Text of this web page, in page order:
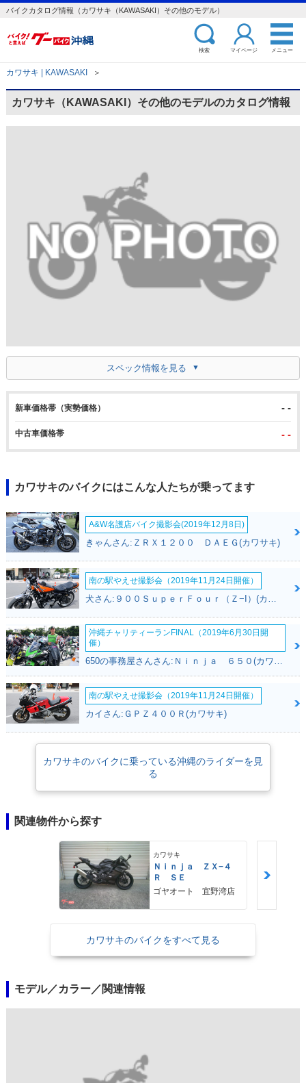
バイクカタログ情報（カワサキ（KAWASAKI）その他のモデル）
検索 マイページ メニュー
カワサキ | KAWASAKI ＞
カワサキ（KAWASAKI）その他のモデルのカタログ情報
スペック情報を見る
新車価格帯（実勢価格） - -
中古車価格帯 - -
カワサキのバイクにはこんな人たちが乗ってます
A&W名護店バイク撮影会(2019年12月8日)
きゃんさん:ＺＲＸ１２００ ＤＡＥＧ(カワサキ)
南の駅やえせ撮影会（2019年11月24日開催）
沖縄チャリティーランFINAL（2019年6月30日開
催）
650の事務屋さんさん:Ｎｉｎｊａ ６５０(カワサキ)
南の駅やえせ撮影会（2019年11月24日開催）
カイさん:ＧＰＺ４００Ｒ(カワサキ)
カワサキのバイクに乗っている沖縄のライダーを見
る
関連物件から探す
カワサキ
Ｎｉｎｊａ ＺＸ−４
Ｒ ＳＥ
ゴヤオート 宜野湾店
カワサキのバイクをすべて見る
モデル／カラー／関連情報